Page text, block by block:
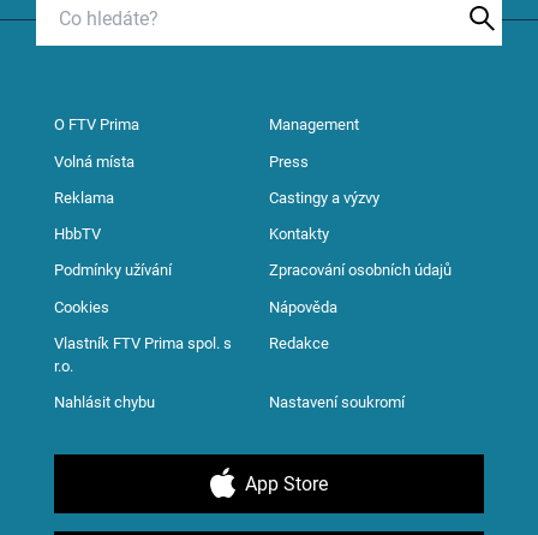
O FTV Prima Management
Volná místa Press
Reklama Castingy a výzvy
HbbTV Kontakty
Podmínky užívání Zpracování osobních údajů
Cookies Nápověda
Vlastník FTV Prima spol. s
r.o.
Redakce
Nahlásit chybu Nastavení soukromí
App Store